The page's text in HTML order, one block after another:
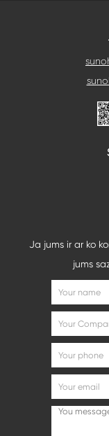
Ja jums ir ar ko
jums